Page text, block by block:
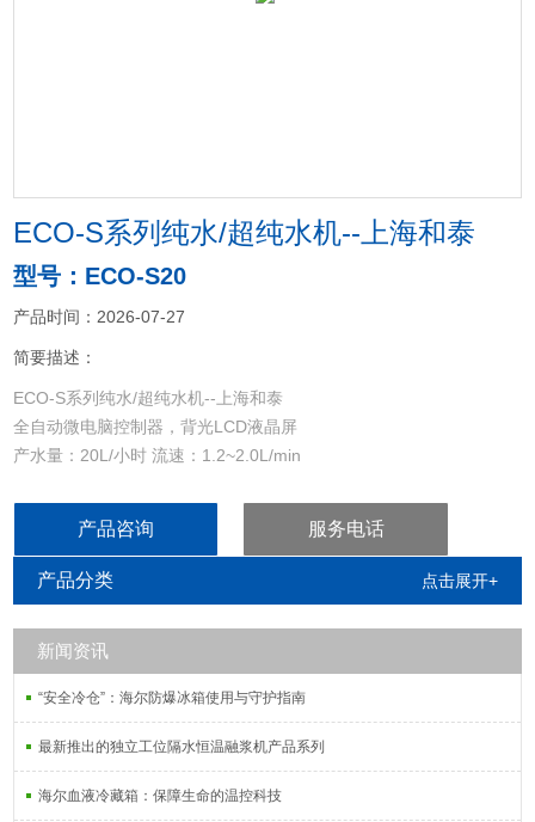
ECO-S系列纯水/超纯水机--上海和泰
型号：ECO-S20
产品时间：2026-07-27
简要描述：
ECO-S系列纯水/超纯水机--上海和泰
全自动微电脑控制器，背光LCD液晶屏
产水量：20L/小时 流速：1.2~2.0L/min
产品咨询 服务电话
产品分类 点击展开+
新闻资讯
“安全冷仓”：海尔防爆冰箱使用与守护指南
最新推出的独立工位隔水恒温融浆机产品系列
海尔血液冷藏箱：保障生命的温控科技